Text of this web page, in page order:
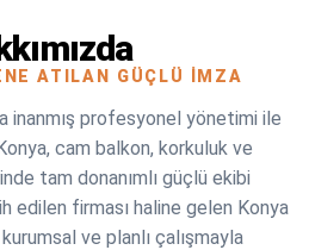
ATILAN GÜÇLÜ İMZA
inanmış profesyonel yönetimi ile
cam balkon, korkuluk ve
tam donanımlı güçlü ekibi
edilen firması haline gelen Konya
ve planlı çalışmayla